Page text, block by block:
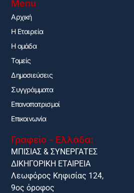
Menu
Αρχική
H Εταιρεία
Η ομάδα
Τομείς
Δημοσιεύσεις
Συγγράμματα
Επαναπατρισμοί
Επικοινωνία
Γραφείο - Ελλάδα:
ΜΠΙΣΙΑΣ & ΣΥΝΕΡΓΑΤΕΣ
ΔΙΚΗΓΟΡΙΚΗ ΕΤΑΙΡΕΙΑ
Λεωφόρος Κηφισίας 124,
9ος όροφος